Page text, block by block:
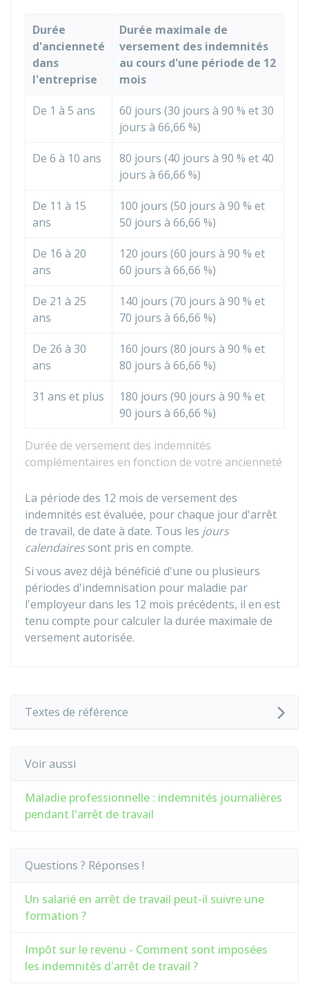
Durée de versement des indemnités
complémentaires en fonction de votre ancienneté
Durée
d'ancienneté
dans
l'entreprise
Durée maximale de
versement des indemnités
au cours d'une période de 12
mois
De 1 à 5 ans 60 jours (30 jours à 90 % et 30
jours à 66,66 %)
De 6 à 10 ans 80 jours (40 jours à 90 % et 40
jours à 66,66 %)
De 11 à 15
ans
100 jours (50 jours à 90 % et
50 jours à 66,66 %)
De 16 à 20
ans
120 jours (60 jours à 90 % et
60 jours à 66,66 %)
De 21 à 25
ans
140 jours (70 jours à 90 % et
70 jours à 66,66 %)
De 26 à 30
ans
160 jours (80 jours à 90 % et
80 jours à 66,66 %)
31 ans et plus 180 jours (90 jours à 90 % et
90 jours à 66,66 %)
La période des 12 mois de versement des
indemnités est évaluée, pour chaque jour d'arrêt
de travail, de date à date. Tous les jours
calendairessont pris en compte.
Si vous avez déjà bénéficié d'une ou plusieurs
périodes d'indemnisation pour maladie par
l'employeur dans les 12 mois précédents, il en est
tenu compte pour calculer la durée maximale de
versement autorisée.
Textes de référence
Voir aussi
Maladie professionnelle : indemnités journalières
pendant l'arrêt de travail
Questions ? Réponses !
Un salarié en arrêt de travail peut-il suivre une
formation ?
Impôt sur le revenu - Comment sont imposées
les indemnités d'arrêt de travail ?